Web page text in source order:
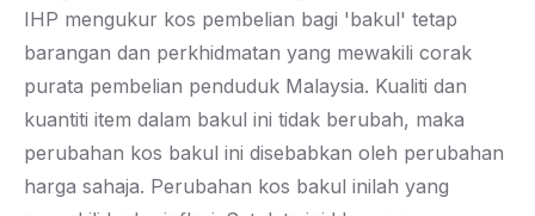
IHP mengukur kos pembelian bagi 'bakul' tetap
barangan dan perkhidmatan yang mewakili corak
purata pembelian penduduk Malaysia. Kualiti dan
kuantiti item dalam bakul ini tidak berubah, maka
perubahan kos bakul ini disebabkan oleh perubahan
harga sahaja. Perubahan kos bakul inilah yang